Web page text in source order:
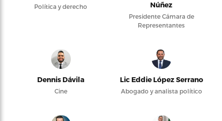
Política y derecho
Núñez
Presidente Cámara de
Representantes
Dennis Dávila
Cine
Lic Eddie López Serrano
Abogado y analista político